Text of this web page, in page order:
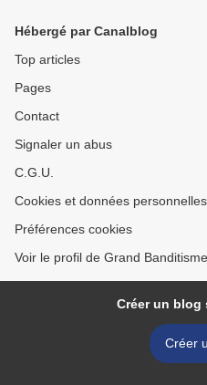
Hébergé par Canalblog
Top articles
Pages
Contact
Signaler un abus
C.G.U.
Cookies et données personnelles
Préférences cookies
Voir le profil de Grand
Créer un blog
Créer